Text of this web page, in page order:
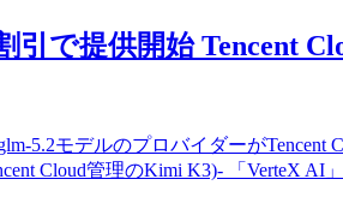
引で提供開始 Tencent
5.2モデルのプロバイダーが
Cloud管理のKimi K3)- 「VerteX AI